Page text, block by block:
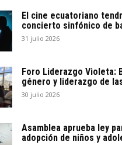
El cine ecuatoriano
concierto sinfónico de
31 julio 2026
Foro Liderazgo Violeta:
género y liderazgo de
30 julio 2026
Asamblea aprueba ley
adopción de niños y